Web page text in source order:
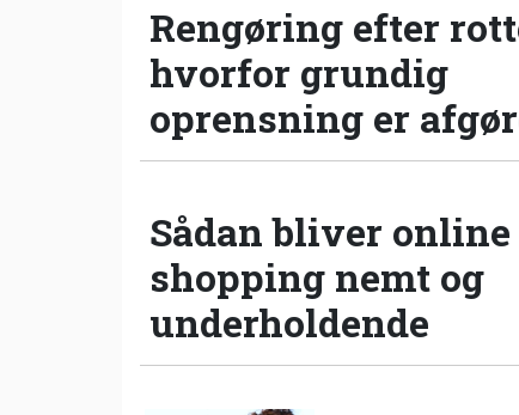
Rengøring efter
hvorfor grundig
oprensning er
Sådan bliver online
shopping nemt og
underholdende